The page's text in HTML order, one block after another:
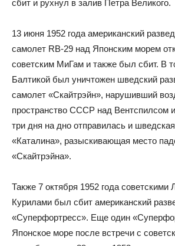
сбит и рухнул в залив Петра Великого.
13 июня 1952 года американский
самолет RB-29 над Японским морем
советским МиГам и также был сбит. В
Балтикой был уничтожен шведский
самолет «Скайтрэйн», нарушивший
пространство СССР над Вентспилсом
три дня на дно отправилась и
«Каталина», разыскивающая место
«Скайтрэйна».
Также 7 октября 1952 года советскими
Курилами был сбит американский
«Суперфортресс». Еще один
Японское море после встречи с